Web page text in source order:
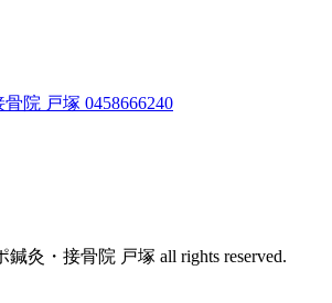
灸・接骨院 戸塚 all rights reserved.